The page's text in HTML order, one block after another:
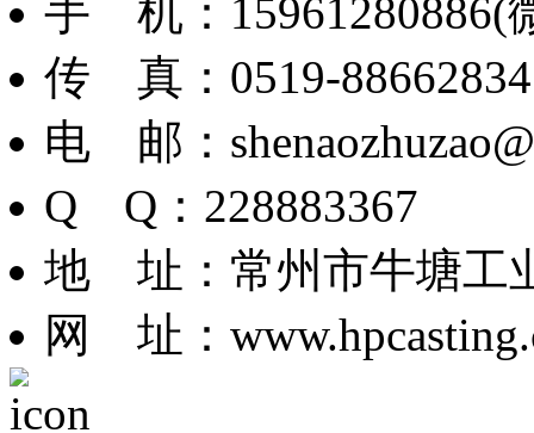
手 机：15961280886(
传 真：0519-88662834
电 邮：
Q Q：228883367
地 址：常州市牛塘工
网 址：